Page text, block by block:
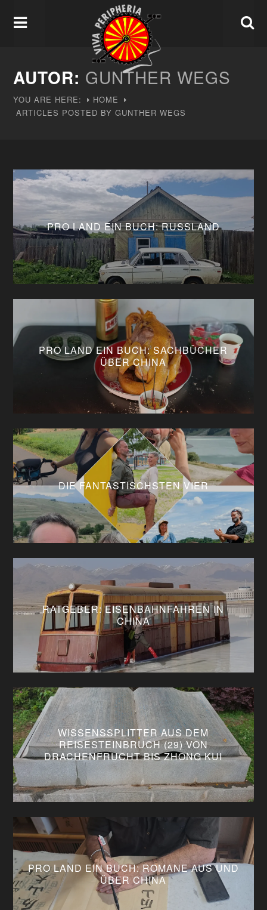
AUTOR: GUNTHER WEGS
YOU ARE HERE:
HOME
ARTICLES POSTED BY GUNTHER WEGS
PRO LAND EIN BUCH: RUSSLAND
PRO LAND EIN BUCH: SACHBÜCHER
ÜBER CHINA
DIE FANTASTISCHSTEN VIER
RATGEBER: EISENBAHNFAHREN IN
CHINA
WISSENSSPLITTER AUS DEM
REISESTEINBRUCH (29) VON
DRACHENFRUCHT BIS ZHONG KUI
PRO LAND EIN BUCH: ROMANE AUS UND
ÜBER CHINA